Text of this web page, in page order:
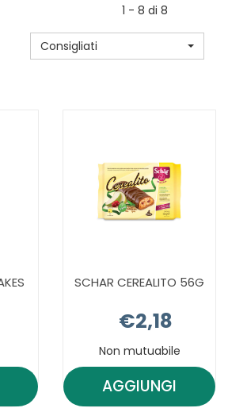
1 - 8 di 8
Consigliati
SCHAR
SCHAR CEREALITO 56G
€2,18
Non mutuabile
AGGIUNGIAGGIUNGI